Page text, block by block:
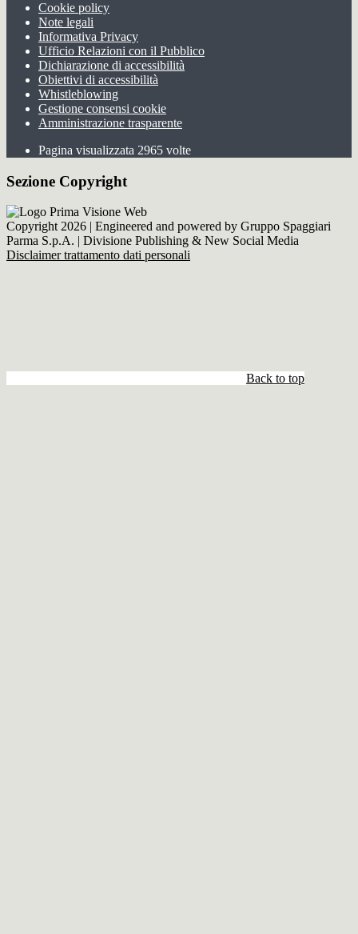
Cookie policy
Note legali
Informativa Privacy
Ufficio Relazioni con il Pubblico
Dichiarazione di accessibilità
Obiettivi di accessibilità
Whistleblowing
Gestione consensi cookie
Amministrazione trasparente
Pagina visualizzata 2965 volte
Sezione Copyright
Copyright 2026 | Engineered and powered by Gruppo Spaggiari
Parma S.p.A. | Divisione Publishing & New Social Media
Disclaimer trattamento dati personali
Back to top